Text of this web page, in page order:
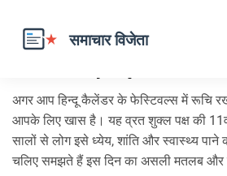
अपर एकादशी व्रत – आसान
अगर आप हिन्दू कैलेंडर के फेस्टिवल्स में रूचि
आपके लिए खास है। यह व्रत शुक्ल पक्ष की
सालों से लोग इसे ध्येय, शांति और स्वास्थ्य पाने
चलिए समझते हैं इस दिन का असली मतलब और